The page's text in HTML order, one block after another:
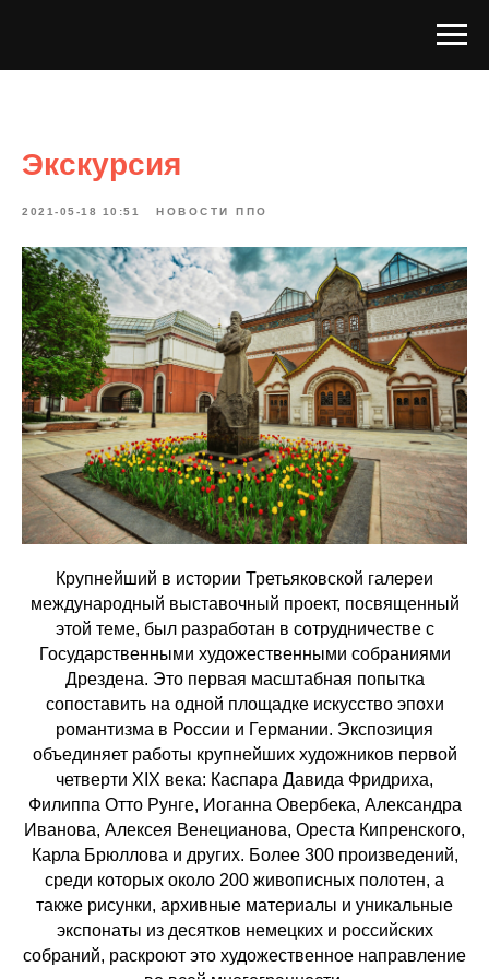
Экскурсия
2021-05-18 10:51 НОВОСТИ ППО
Крупнейший в истории Третьяковской галереи
международный выставочный проект, посвященный
этой теме, был разработан в сотрудничестве с
Государственными художественными собраниями
Дрездена. Это первая масштабная попытка
сопоставить на одной площадке искусство эпохи
романтизма в России и Германии. Экспозиция
объединяет работы крупнейших художников первой
четверти XIX века: Каспара Давида Фридриха,
Филиппа Отто Рунге, Иоганна Овербека, Александра
Иванова, Алексея Венецианова, Ореста Кипренского,
Карла Брюллова и других. Более 300 произведений,
среди которых около 200 живописных полотен, а
также рисунки, архивные материалы и уникальные
экспонаты из десятков немецких и российских
собраний, раскроют это художественное направление